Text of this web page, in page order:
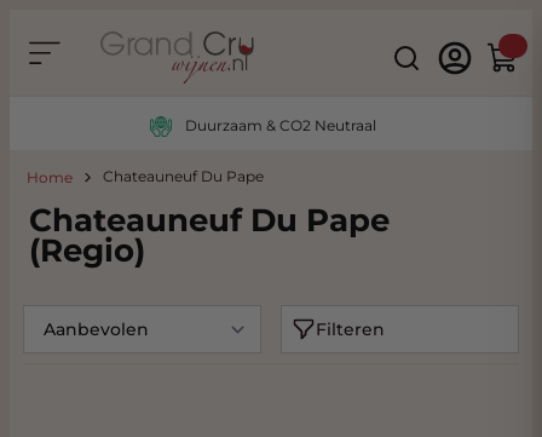
Search
Duurzaam & CO2 Neutraal
Home Chateauneuf Du Pape
Chateauneuf Du Pape
(Regio)
Filteren